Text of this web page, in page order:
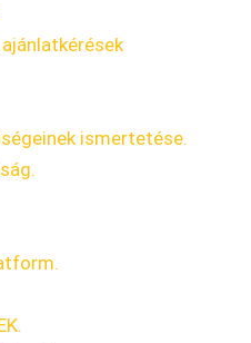
ismertetése.